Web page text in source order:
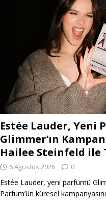
Estée Lauder, Yeni
Glimmer’ın
Hailee Steinfeld ile
6 Ağustos 2026 0
Estée Lauder, yeni parfümü
Parfum’ün küresel